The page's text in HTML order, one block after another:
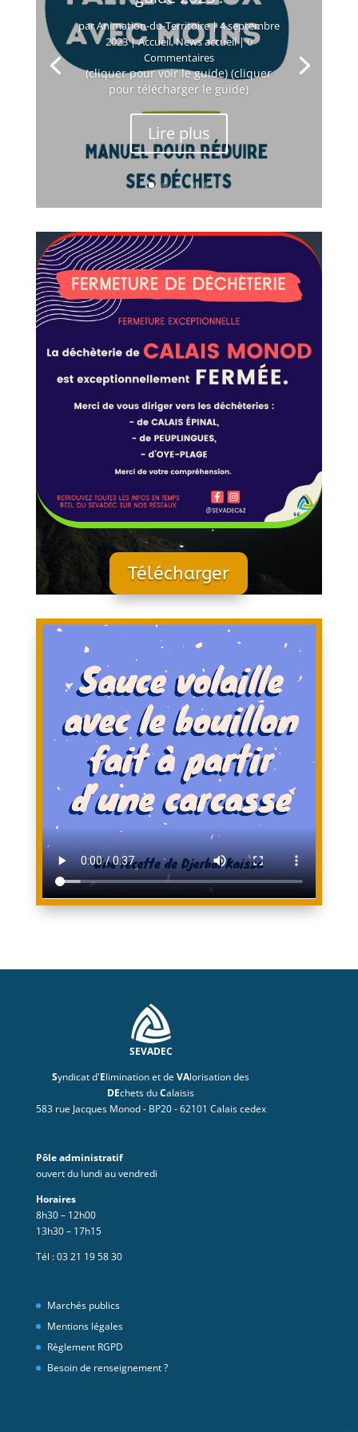
parAnimation-du-Territoire|4 septembre
2023|Accueil,News accueil| 0
Commentaires
(cliquer pour voir le guide) (cliquer
pour télécharger le guide)
Lire plus
Télécharger
SEVADEC
Syndicat d'Elimination et deVAlorisation des
DEchets duCalaisis
583 rue Jacques Monod - BP20 - 62101 Calais cedex
Pôle administratif
ouvert du lundi au vendredi
Horaires
8h30 – 12h00
13h30 – 17h15
Tél :03 21 19 58 30
Marchés publics
Mentions légales
Règlement RGPD
Besoin de renseignement ?